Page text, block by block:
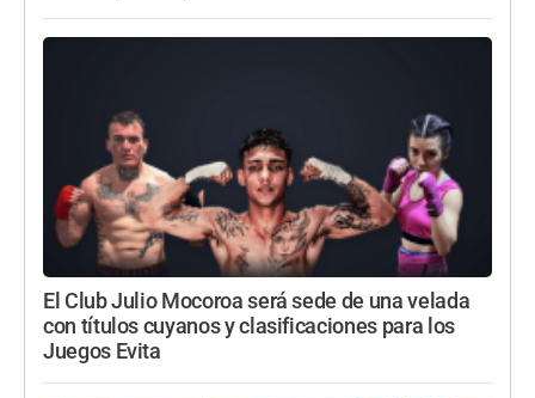
El Club Julio Mocoroa será sede de una velada
con títulos cuyanos y clasificaciones para los
Juegos Evita